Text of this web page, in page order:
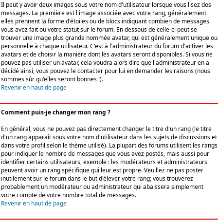
Il peut y avoir deux images sous votre nom d'utilisateur lorsque vous lisez des
messages. La première est l'image associée avec votre rang, généralement
elles prennent la forme d'étoiles ou de blocs indiquant combien de messages
vous avez fait ou votre statut sur le forum. En dessous de celle-ci peut se
trouver une image plus grande nommée avatar, qui est généralement unique ou
personnelle à chaque utilisateur. C'est à l'administrateur du forum d'activer les
avatars et de choisir la manière dont les avatars seront disponibles. Si vous ne
pouvez pas utiliser un avatar, cela voudra alors dire que l'administrateur en a
décidé ainsi, vous pouvez le contacter pour lui en demander les raisons (nous
sommes sûr qu'elles seront bonnes !).
Revenir en haut de page
Comment puis-je changer mon rang ?
En général, vous ne pouvez pas directement changer le titre d'un rang (le titre
d'un rang apparaît sous votre nom d'utilisateur dans les sujets de discussions et
dans votre profil selon le thème utilisé). La plupart des forums utilisent les rangs
pour indiquer le nombre de messages que vous avez postés, mais aussi pour
identifier certains utilisateurs, exemple : les modérateurs et administrateurs
peuvent avoir un rang spécifique qui leur est propre. Veuillez ne pas poster
inutilement sur le forum dans le but d'élever votre rang; vous trouverez
probablement un modérateur ou administrateur qui abaissera simplement
votre compte de votre nombre total de messages.
Revenir en haut de page